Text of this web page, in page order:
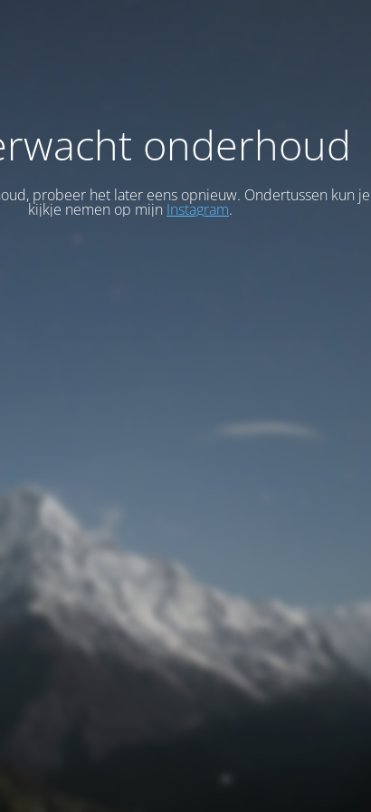
onderhoud
probeer het later eens opnieuw. Ondertussen kun
kijkje nemen op mijn Instagram.